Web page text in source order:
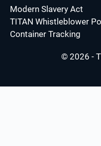
Modern Slavery Act
TITAN Whistleblower
Container Tracking
© 2026 -